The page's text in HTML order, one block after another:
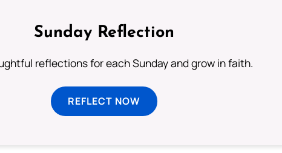
Sunday Reflection
reflections for each Sunday and grow in faith.
REFLECT NOW